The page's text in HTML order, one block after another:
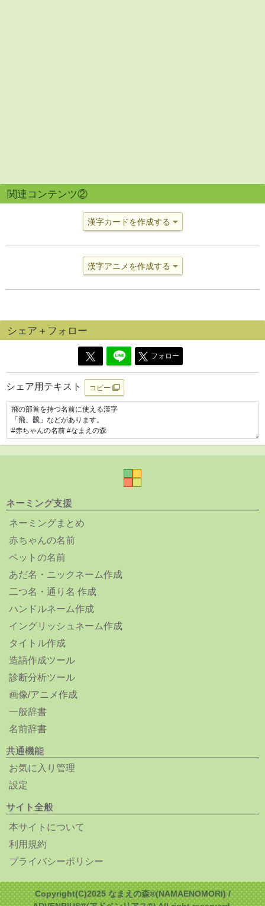
関連コンテンツ②
漢字カードを作成する
漢字アニメを作成する
シェア＋フォロー
フォロー
シェア用テキスト コピー
ネーミング支援
ネーミングまとめ
赤ちゃんの名前
ペットの名前
あだ名・ニックネーム作成
二つ名・通り名 作成
ハンドルネーム作成
イングリッシュネーム作成
タイトル作成
造語作成ツール
診断分析ツール
画像/アニメ作成
一般辞書
名前辞書
共通機能
お気に入り管理
設定
サイト全般
本サイトについて
利用規約
プライバシーポリシー
Copyright(C)2025 なまえの森®(NAMAENOMORI) /